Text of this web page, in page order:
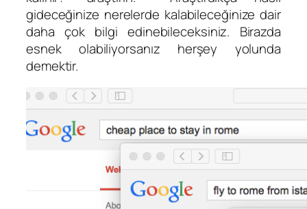
gideceğinize nerelerde kalabileceğinize dair
daha çok bilgi edinebileceksiniz. Birazda
esnek olabiliyorsanız herşey yolunda
demektir.